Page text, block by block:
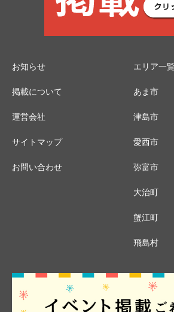
お知らせ
掲載について
運営会社
サイトマップ
お問い合わせ
エリア一覧
あま市
津島市
愛西市
弥富市
大治町
蟹江町
飛島村